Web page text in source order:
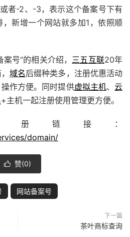
者-2、-3，表示这个备案号下有
新增一个网站就多加1，依照顺
号”的相关介绍， 三五互联20年
域名后缀种类多，注册优惠活动
作方便。同时提供虚拟主机、云
+主机一起注册使用管理更方便。
册链接：
domain/
 赞(0)
网站备案号
下一篇
茶叶商标查询